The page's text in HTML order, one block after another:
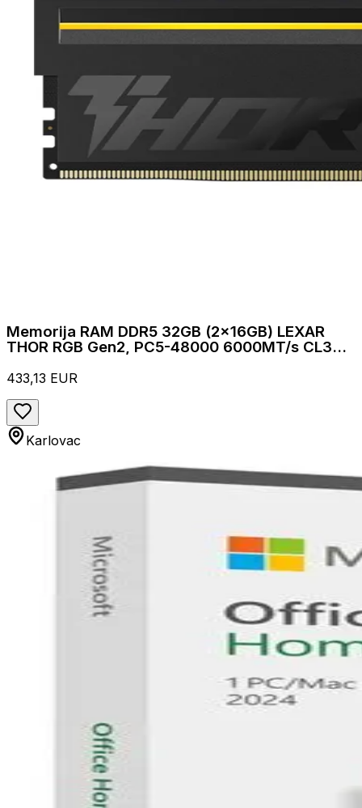
Memorija RAM DDR5 32GB (2x16GB) LEXAR
THOR RGB Gen2, PC5-48000 6000MT/s CL36
433,13 EUR
Karlovac